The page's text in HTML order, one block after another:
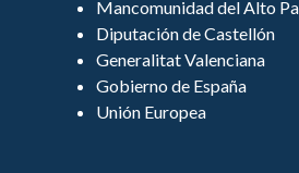
Mancomunidad del Alto
Diputación de Castellón
Generalitat Valenciana
Gobierno de España
Unión Europea